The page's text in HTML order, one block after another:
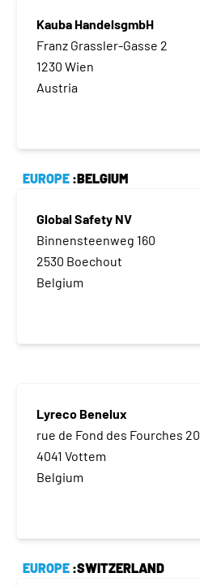
Kauba HandelsgmbH
Franz Grassler-Gasse 2
1230 Wien
Austria
EUROPE :BELGIUM
Global Safety NV
Binnensteenweg 160
2530 Boechout
Belgium
Lyreco Benelux
rue de Fond des Fourches 20
4041 Vottem
Belgium
EUROPE :SWITZERLAND